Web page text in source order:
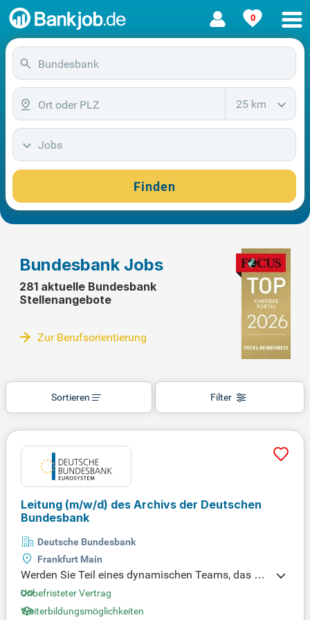
0
25 km
Jobs
Finden
Bundesbank Jobs
281 aktuelle Bundesbank
Stellenangebote
Zur Berufsorientierung
Filter
Sortieren
Leitung (m/w/d) des Archivs der Deutschen
Bundesbank
Deutsche Bundesbank
Frankfurt Main
Werden Sie Teil eines dynamischen Teams, das die
Grundlagen für einen stabilen Euro und eine florier
ende Wirtschaft legt. Aktuell suchen wir einen Archi
Unbefristeter Vertrag
Weiterbildungsmöglichkeiten